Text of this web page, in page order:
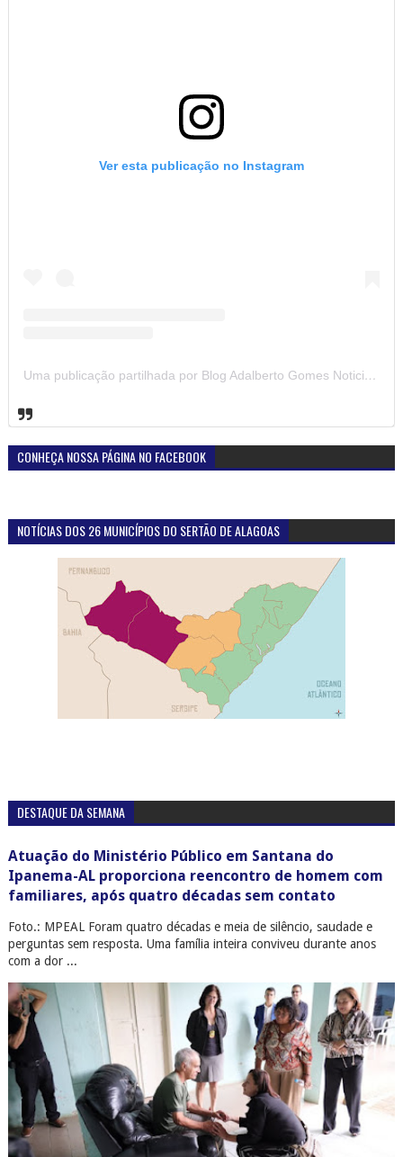
Ver esta publicação no Instagram
Uma publicação partilhada por Blog Adalberto Gomes Noticias (@blogadalbertogomesnoticiass)
CONHEÇA NOSSA PÁGINA NO FACEBOOK
NOTÍCIAS DOS 26 MUNICÍPIOS DO SERTÃO DE ALAGOAS
DESTAQUE DA SEMANA
Atuação do Ministério Público em Santana do
Ipanema-AL proporciona reencontro de homem com
familiares, após quatro décadas sem contato
Foto.: MPEAL Foram quatro décadas e meia de silêncio, saudade e
perguntas sem resposta. Uma família inteira conviveu durante anos
com a dor ...